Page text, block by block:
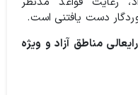
دست یافتنی است.
مناطق آزاد و ویژه